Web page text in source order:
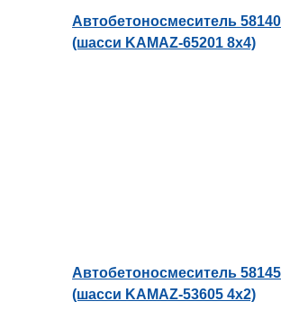
Автобетоносмеситель
(шасси KAMAZ-65201 8х4)
Автобетоносмеситель
(шасси KAMAZ-53605 4х2)